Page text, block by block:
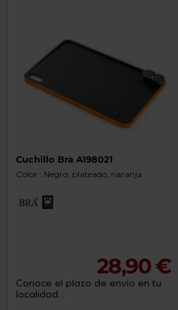
gestos
de
tocar
y
Cuchillo Bra A198021
Color : Negro, plateado, naranja
28,90 €
Conoce el plazo de envío en tu
localidad...